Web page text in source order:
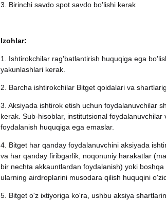
3. Birinchi savdo spot savdo bo'lishi kerak
Izohlar:
1. Ishtirokchilar rag'batlantirish huquqiga ega
yakunlashlari kerak.
2. Barcha ishtirokchilar Bitget qoidalari va
3. Aksiyada ishtirok etish uchun foydalanuvchilar
kerak. Sub-hisoblar, institutsional
foydalanish huquqiga ega emaslar.
4. Bitget har qanday foydalanuvchini aksiyada
va har qanday firibgarlik, noqonuniy harakatlar
bir nechta akkauntlardan foydalanish) yoki boshqa
ularning airdroplarini musodara qilish huquqini
5. Bitget o'z ixtiyoriga ko'ra, ushbu aksiya